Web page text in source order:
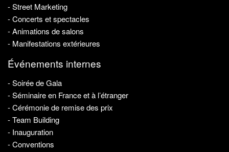
Événements internes
- Soirée de Gala
- Séminaire en France et à l’étranger
- Cérémonie de remise des prix
- Team Building
- Inauguration
- Conventions
- Street Marketing
- Concerts et spectacles
- Animations de salons
- Manifestations extérieures